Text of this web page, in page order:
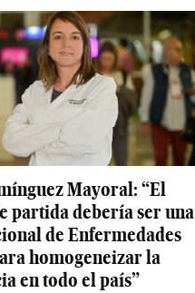
Mayoral: “El
partida debería ser una
de Enfermedades
homogeneizar la
en todo el país”